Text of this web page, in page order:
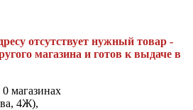
отсутствует нужный товар -
магазина и готов к выдаче в
магазинах
4Ж),